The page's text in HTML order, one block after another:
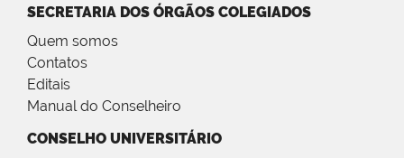
SECRETARIA DOS ÓRGÃOS COLEGIADOS
Quem somos
Contatos
Editais
Manual do Conselheiro
CONSELHO UNIVERSITÁRIO